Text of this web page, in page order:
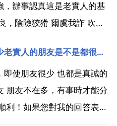
辦事認真這是老實人的基
，陰險狡猾 爾虞我詐 吹牛
現實社會中，確有些老實
些不老實的人佔便宜，甚
老實人的朋友是不是都很少老實人的朋友是不是都很少？
使朋友很少 也都是真誠的
朋友不在多，有事時才能分
利！如果您對我的回答表示